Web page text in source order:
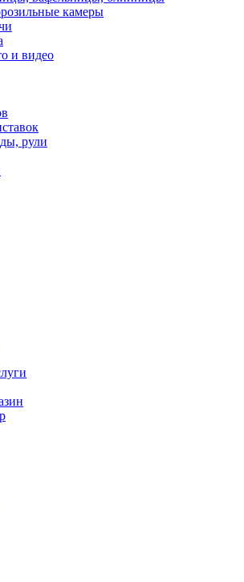
камеры
и видео
рули